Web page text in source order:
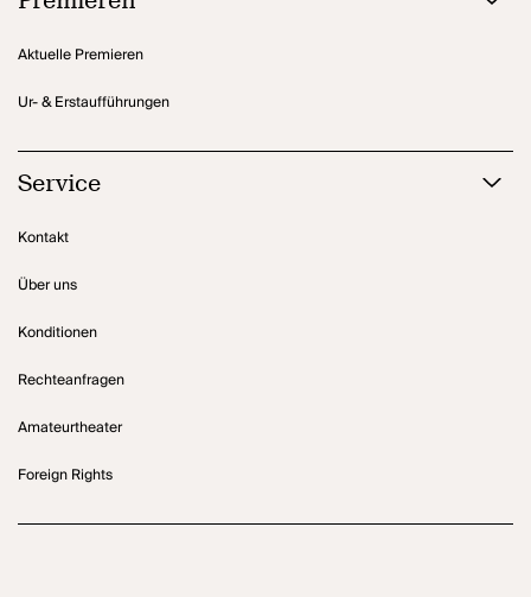
Aktuelle Premieren
Ur- & Erstaufführungen
Service
Kontakt
Über uns
Konditionen
Rechteanfragen
Amateurtheater
Foreign Rights